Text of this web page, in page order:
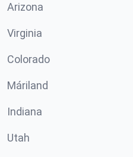
Arizona
Virginia
Colorado
Máriland
Indiana
Utah